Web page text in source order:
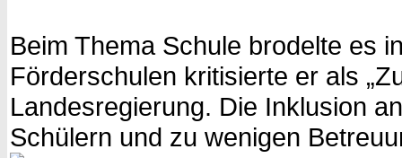
Beim Thema Schule brodelte es
Förderschulen kritisierte er als
Landesregierung. Die Inklusion
Schülern und zu wenigen